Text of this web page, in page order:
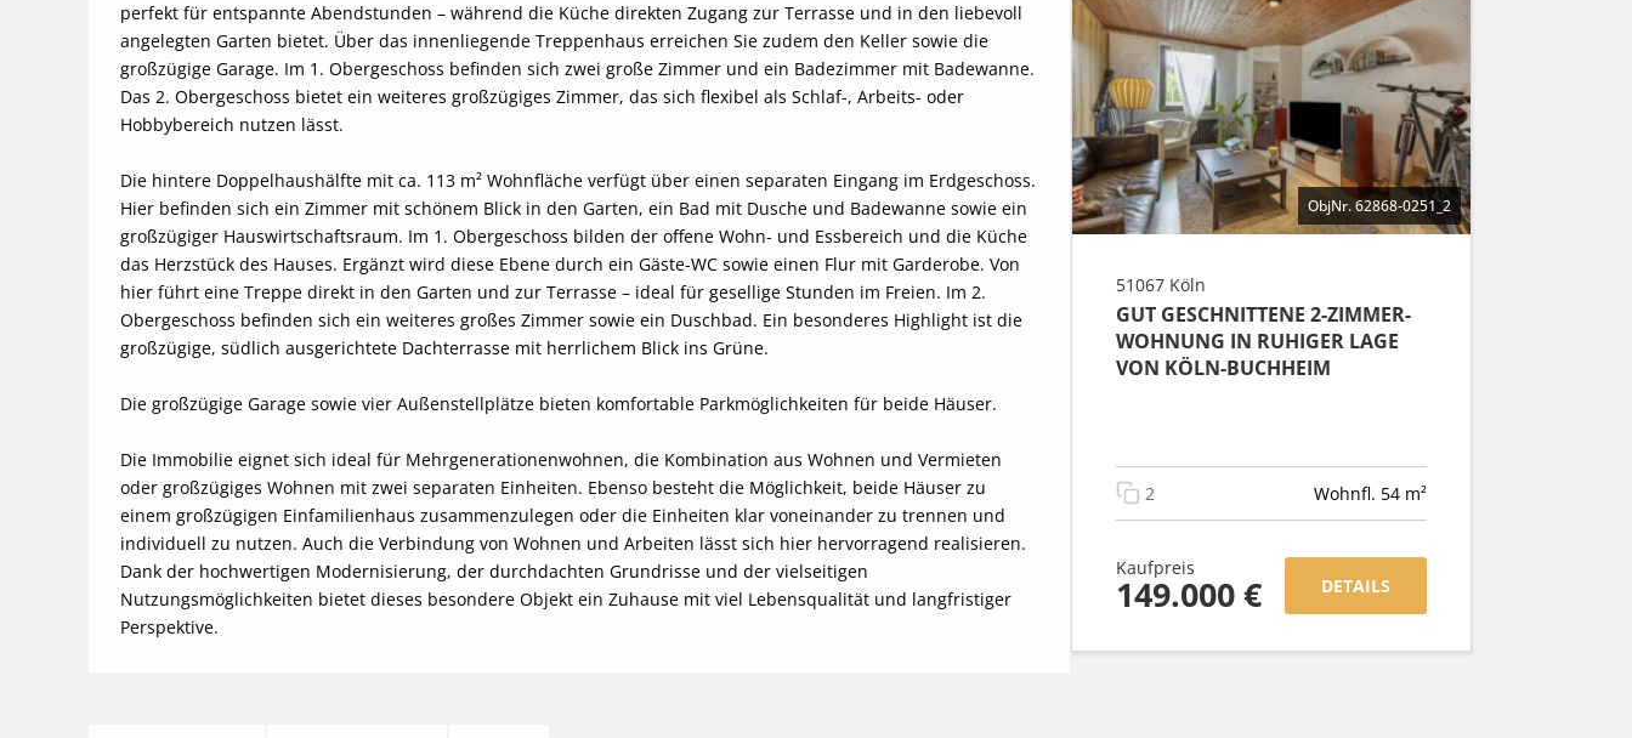
perfekt für entspannte Abendstunden – während die Küche direkten Zugang zur Terrasse und in den liebevoll
angelegten Garten bietet. Über das innenliegende Treppenhaus erreichen Sie zudem den Keller sowie die
großzügige Garage. Im 1. Obergeschoss befinden sich zwei große Zimmer und ein Badezimmer mit Badewanne.
Das 2. Obergeschoss bietet ein weiteres großzügiges Zimmer, das sich flexibel als Schlaf-, Arbeits- oder
Hobbybereich nutzen lässt.
Die hintere Doppelhaushälfte mit ca. 113 m² Wohnfläche verfügt über einen separaten Eingang im Erdgeschoss.
Hier befinden sich ein Zimmer mit schönem Blick in den Garten, ein Bad mit Dusche und Badewanne sowie ein
großzügiger Hauswirtschaftsraum. Im 1. Obergeschoss bilden der offene Wohn- und Essbereich und die Küche
das Herzstück des Hauses. Ergänzt wird diese Ebene durch ein Gäste-WC sowie einen Flur mit Garderobe. Von
hier führt eine Treppe direkt in den Garten und zur Terrasse – ideal für gesellige Stunden im Freien. Im 2.
Obergeschoss befinden sich ein weiteres großes Zimmer sowie ein Duschbad. Ein besonderes Highlight ist die
großzügige, südlich ausgerichtete Dachterrasse mit herrlichem Blick ins Grüne.
Die großzügige Garage sowie vier Außenstellplätze bieten komfortable Parkmöglichkeiten für beide Häuser.
Die Immobilie eignet sich ideal für Mehrgenerationenwohnen, die Kombination aus Wohnen und Vermieten
oder großzügiges Wohnen mit zwei separaten Einheiten. Ebenso besteht die Möglichkeit, beide Häuser zu
einem großzügigen Einfamilienhaus zusammenzulegen oder die Einheiten klar voneinander zu trennen und
individuell zu nutzen. Auch die Verbindung von Wohnen und Arbeiten lässt sich hier hervorragend realisieren.
Dank der hochwertigen Modernisierung, der durchdachten Grundrisse und der vielseitigen
Nutzungsmöglichkeiten bietet dieses besondere Objekt ein Zuhause mit viel Lebensqualität und langfristiger
Perspektive.
ObjNr. 62868-0251_2
51067 Köln
GUT GESCHNITTENE 2-ZIMMER-
WOHNUNG IN RUHIGER LAGE
VON KÖLN-BUCHHEIM
2 Wohnfl. 54 m²
Kaufpreis
149.000 € DETAILS